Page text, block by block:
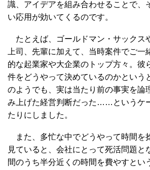
識、アイデアを組み合わせることで、
い応用が効いてくるのです。
たとえば、ゴールドマン・サックス
上司、先輩に加えて、当時案件でご一
的な起業家や大企業のトップ方々。彼
件をどうやって決めているのかという
のようでも、実は当たり前の事実を論
み上げた経営判断だった……というケ
たりにしました。
また、多忙な中でどうやって時間を
見ていると、会社にとって死活問題と
間のうち半分近くの時間を費やすとい